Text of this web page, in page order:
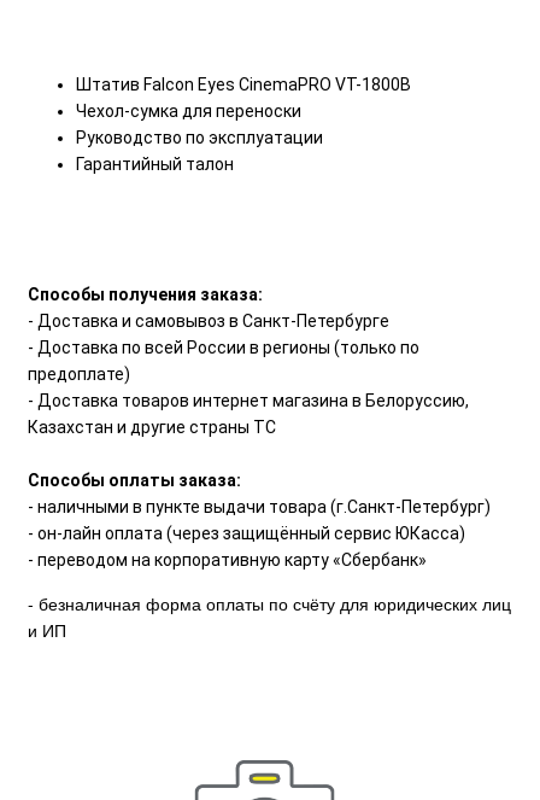
Штатив Falcon Eyes CinemaPRO VT-1800B
Чехол-сумка для переноски
Руководство по эксплуатации
Гарантийный талон
Способы получения заказа:
- Доставка и самовывоз в Санкт-Петербурге
- Доставка по всей России в регионы (только по
предоплате)
- Доставка товаров интернет магазина в Белоруссию,
Казахстан и другие страны ТС
Способы оплаты заказа:
- наличными в пункте выдачи товара (г.Санкт-Петербург)
- он-лайн оплата (через защищённый сервис ЮКасса)
- переводом на корпоративную карту «Сбербанк»
- безналичная форма оплаты по счёту для юридических лиц
и ИП